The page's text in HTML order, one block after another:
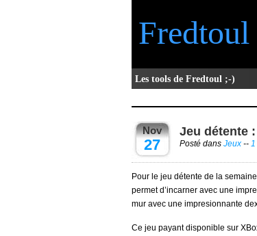
Fredtoul
Les tools de Fredtoul ;-)
Nov
27
Jeu détente
Posté dans Jeux -- 1
Pour le jeu détente de la
permet d’incarner avec une
mur avec une impresionnante
Ce jeu payant disponible sur